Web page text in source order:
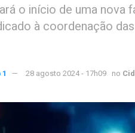
o início de uma nova
à coordenação
28 agosto 2024 - 17h09 no